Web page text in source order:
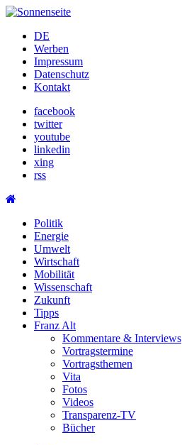
Skip
contentDE
Werben
Impressum
Datenschutz
Kontakt
facebook
twitter
youtube
linkedin
xing
rss
Politik
Energie
Umwelt
Wirtschaft
Mobilität
Wissenschaft
Zukunft
Tipps
Franz Alt
Kommentare & Interviews
Vortragstermine
Vortragsthemen
Vita
Fotos
Videos
Transparenz-TV
Bücher